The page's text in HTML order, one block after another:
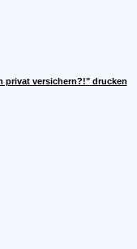
privat versichern?!" drucken